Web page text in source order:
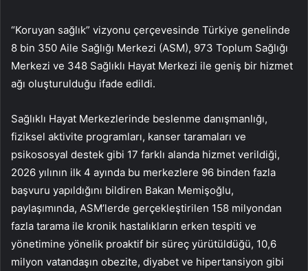
“Koruyan sağlık” vizyonu çerçevesinde Türkiye genelinde
8 bin 350 Aile Sağlığı Merkezi (ASM), 973 Toplum Sağlığı
Merkezi ve 348 Sağlıklı Hayat Merkezi ile geniş bir hizmet
ağı oluşturulduğu ifade edildi.
Sağlıklı Hayat Merkezlerinde beslenme danışmanlığı,
fiziksel aktivite programları, kanser taramaları ve
psikososyal destek gibi 17 farklı alanda hizmet verildiği,
2026 yılının ilk 4 ayında bu merkezlere 96 binden fazla
başvuru yapıldığını bildiren Bakan Memişoğlu,
paylaşımında, ASM’lerde gerçekleştirilen 158 milyondan
fazla tarama ile kronik hastalıkların erken tespiti ve
yönetimine yönelik proaktif bir süreç yürütüldüğü, 10,6
milyon vatandaşın obezite, diyabet ve hipertansiyon gibi